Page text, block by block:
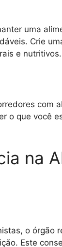
uma
Crie
e nutritivos.
com
o que você
na
o órgão
Este